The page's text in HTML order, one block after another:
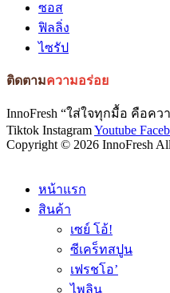
ซอส
ฟิลลิ่ง
ไซรัป
ติดตามความอร่อย
InnoFresh “ใส่ใจทุกมื้อ คือคว
Tiktok InstagramYoutube
Copyright © 2026 InnoFresh
หน้าแรก
สินค้า
เซย์ โอ้!
ซีเคร็ทสปูน
เฟรชโอ’
ไพลิน